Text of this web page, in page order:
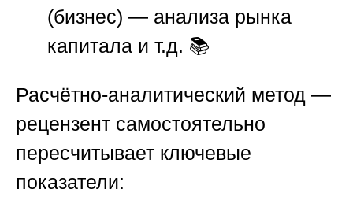
(бизнес) — анализа рынка
капитала и т.д. 📚
Расчётно-аналитический метод —
рецензент самостоятельно
пересчитывает ключевые
показатели: